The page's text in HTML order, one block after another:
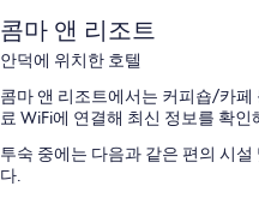
콤마 앤 리조트
안덕에 위치한 호텔
콤마 앤 리조트에서는 커피숍/카
료 WiFi에 연결해 최신 정보를 확인
투숙 중에는 다음과 같은 편의 시
다.